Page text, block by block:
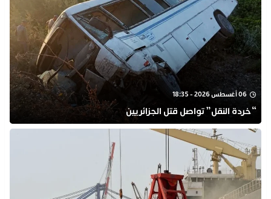
06 أغسطس 2026 - 18:35
“خردة النقل” تواصل قتل الجزائريين